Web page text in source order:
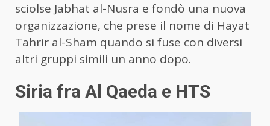
sciolse Jabhat al-Nusra e fondò una nuova
organizzazione, che prese il nome di Hayat
Tahrir al-Sham quando si fuse con diversi
altri gruppi simili un anno dopo.
Siria fra Al Qaeda e HTS